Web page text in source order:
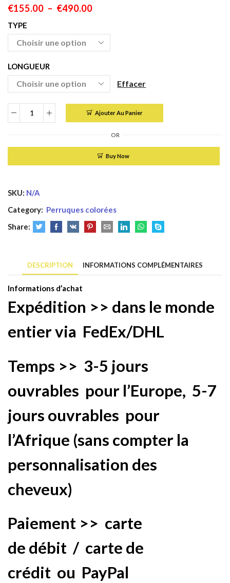
€155.00 – €490.00Plage
€155.00
à
TYPE
LONGUEUR
Effacer
quantité
couleur
brun
foncé
4#
200%
densité
cheveux
humains
Ajouter Au Panier
OR
Buy Now
SKU: N/A
Category: Perruques colorées
Share:
DESCRIPTION INFORMATIONS COMPLÉMENTAIRES
Informations d’achat
Expédition >> dans le monde
entier via FedEx/DHL
Temps >> 3-5 jours
ouvrables pour l’Europe, 5-7
jours ouvrables pour
l’Afrique (sans compter la
personnalisation des
cheveux)
Paiement >> carte
de débit / carte de
crédit ou PayPal